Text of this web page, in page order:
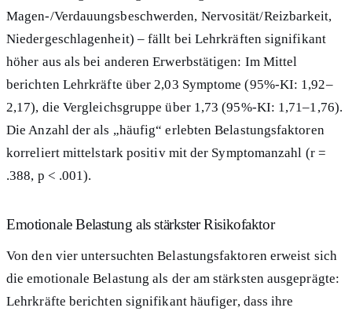
Magen-/Verdauungsbeschwerden, Nervosität/Reizbarkeit,
Niedergeschlagenheit) – fällt bei Lehrkräften signifikant
höher aus als bei anderen Erwerbstätigen: Im Mittel
berichten Lehrkräfte über 2,03 Symptome (95%-KI: 1,92–
2,17), die Vergleichsgruppe über 1,73 (95%-KI: 1,71–1,76).
Die Anzahl der als „häufig“ erlebten Belastungsfaktoren
korreliert mittelstark positiv mit der Symptomanzahl (r =
.388, p < .001).
Emotionale Belastung als stärkster Risikofaktor
Von den vier untersuchten Belastungsfaktoren erweist sich
die emotionale Belastung als der am stärksten ausgeprägte:
Lehrkräfte berichten signifikant häufiger, dass ihre